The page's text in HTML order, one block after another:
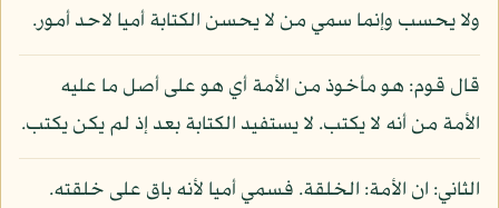
ولا يحسب وإنما سمي من لا يحسن الكتابة أميا لاحد أمور.
قال قوم: هو مأخوذ من الأمة أي هو على أصل ما عليه
الأمة من أنه لا يكتب. لا يستفيد الكتابة بعد إذ لم يكن يكتب.
الثاني: ان الأمة: الخلقة. فسمي أميا لأنه باق على خلقته.